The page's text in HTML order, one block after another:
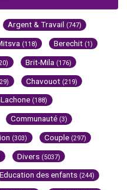
Argent & Travail (747)
(118) Berechit (1)
Brit-Mila (176)
Chavouot (219)
(188)
Communauté (3)
(303) Couple (297)
Divers (5037)
Education des enfants (244)